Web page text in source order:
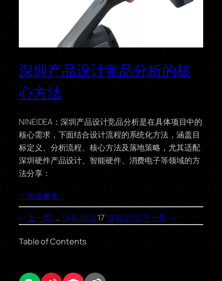
深圳产品设计竞品分析的核
心方法
NINEIDEA：深圳产品设计竞品分析是在具体项目中的
核心需求，下面结合设计流程的系统化方法，涵盖目
标定义、分析流程、核心方法及落地策略，尤其适配
深圳硬件产品设计、智能硬件、消费电子等领域的方
法分享：
「阅读更多」
« 上一页1…13 141516 1718192021下一页 »
Table of Contents